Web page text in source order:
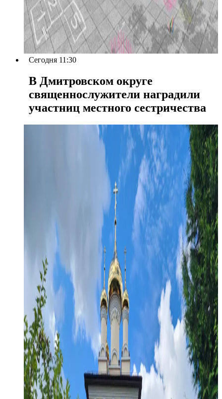
Сегодня 11:30
В Дмитровском округе
священнослужители наградили
участниц местного сестричества